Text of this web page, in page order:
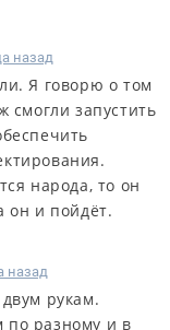
назад
Я говорю о том
смогли запустить
народа, то он
он и пойдёт.
назад
рукам.
по разному и в